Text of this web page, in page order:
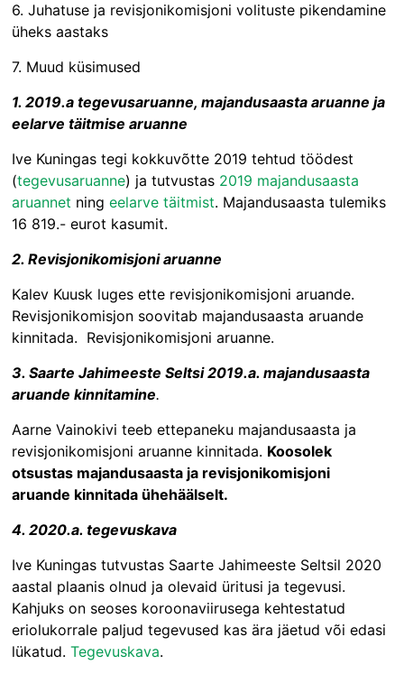
6. Juhatuse ja revisjonikomisjoni volituste pikendamine
üheks aastaks
7. Muud küsimused
1. 2019.a tegevusaruanne, majandusaasta aruanne ja
eelarve täitmise aruanne
Ive Kuningas tegi kokkuvõtte 2019 tehtud töödest
(tegevusaruanne) ja tutvustas 2019 majandusaasta
aruannet ningeelarve täitmist. Majandusaasta tulemiks
16 819.- eurot kasumit.
2. Revisjonikomisjoni aruanne
Kalev Kuusk luges ette revisjonikomisjoni aruande.
Revisjonikomisjon soovitab majandusaasta aruande
kinnitada. Revisjonikomisjoni aruanne.
3. Saarte Jahimeeste Seltsi 2019.a. majandusaasta
aruande kinnitamine.
Aarne Vainokivi teeb ettepaneku majandusaasta ja
revisjonikomisjoni aruanne kinnitada. Koosolek
otsustas majandusaasta ja revisjonikomisjoni
aruande kinnitada ühehäälselt.
4. 2020.a. tegevuskava
Ive Kuningas tutvustas Saarte Jahimeeste Seltsil 2020
aastal plaanis olnud ja olevaid üritusi ja tegevusi.
Kahjuks on seoses koroonaviirusega kehtestatud
eriolukorrale paljud tegevused kas ära jäetud või edasi
lükatud.Tegevuskava.